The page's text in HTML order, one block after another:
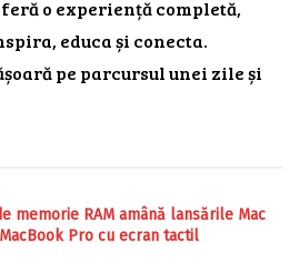
o experiență completă,
educa și conecta.
pe parcursul unei zile și
memorie RAM amână lansările Mac
Pro cu ecran tactil